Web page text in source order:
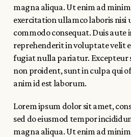
magna aliqua. Ut enim ad
exercitation ullamco laboris nisi
commodo consequat. Duis aute
reprehenderit in voluptate velit
fugiat nulla pariatur. Excepteur
non proident, sunt in culpa qui
anim id est laborum.
Lorem ipsum dolor sit amet,
sed do eiusmod tempor
magna aliqua. Ut enim ad